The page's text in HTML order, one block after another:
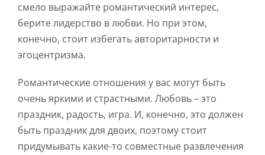
смело выражайте романтический интерес,
берите лидерство в любви. Но при этом,
конечно, стоит избегать авторитарности и
эгоцентризма.
Романтические отношения у вас могут быть
очень яркими и страстными. Любовь – это
праздник, радость, игра. И, конечно, это должен
быть праздник для двоих, поэтому стоит
придумывать какие-то совместные развлечения